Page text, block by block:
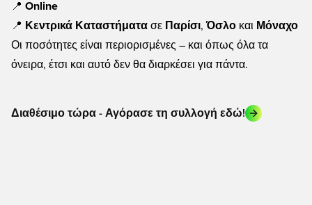
📍 Online
📍 Κεντρικά Καταστήματα σε Παρίσι,Όσλο και Μόναχο
Οι ποσότητες είναι περιορισμένες – και όπως όλα τα
όνειρα, έτσι και αυτό δεν θα διαρκέσει για πάντα.
Διαθέσιμο τώρα - Αγόρασε τη συλλογή εδώ!